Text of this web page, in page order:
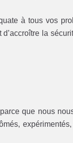
à tous vos
la
que nous
expérimentés,